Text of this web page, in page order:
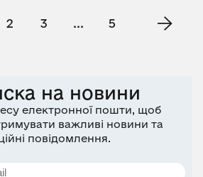
2 3 ... 5
на новини
електронної пошти, щоб
важливі новини та
повідомлення.